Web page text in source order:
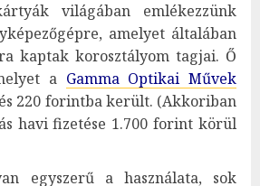
világában emlékezzünk
amelyet általában
kaptak korosztályom tagjai. Ő
a Gamma Optikai Művek
220 forintba került. (Akkoriban
havi fizetése 1.700 forint körül
egyszerű a használata, sok